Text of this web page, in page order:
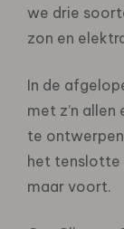
we drie
zon en
In de
met z’n
te
het tenslotte
maar voort.